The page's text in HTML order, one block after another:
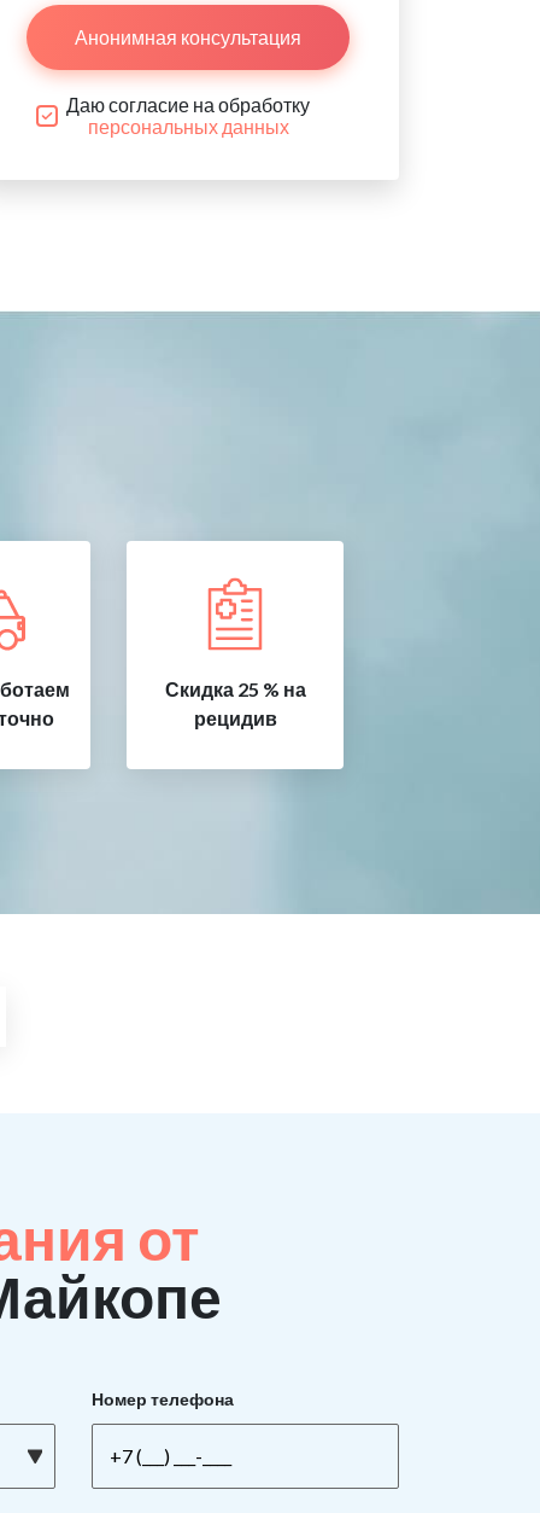
Анонимная консультация
Даю согласие на обработку
персональных данных
Скидка 25 % на
рецидив
от
Номер телефона